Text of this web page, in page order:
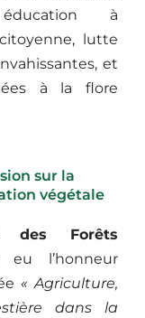
éducation à
lutte
et
à la flore
sur la
végétale
des Forêts
l’honneur
« Agriculture,
dans la